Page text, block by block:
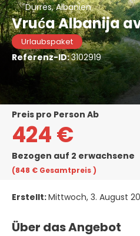
Durres, Albanien
Vruća Albanija
Urlaubspaket
Referenz-ID:3102919
Preis pro Person Ab
424 €
Bezogen auf 2 erwachsene
(848 € Gesamtpreis)
Erstellt:Mittwoch, 3. August
Über das Angebot